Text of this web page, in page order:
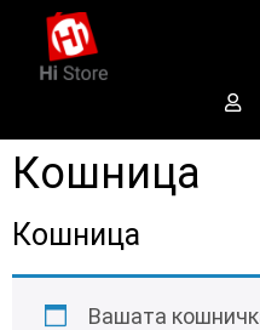
Кошница
Кошница
Вашата